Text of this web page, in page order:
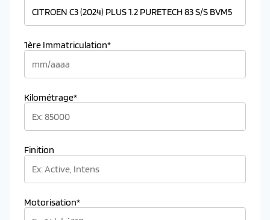
1ère Immatriculation*
Kilométrage*
Finition
Motorisation*